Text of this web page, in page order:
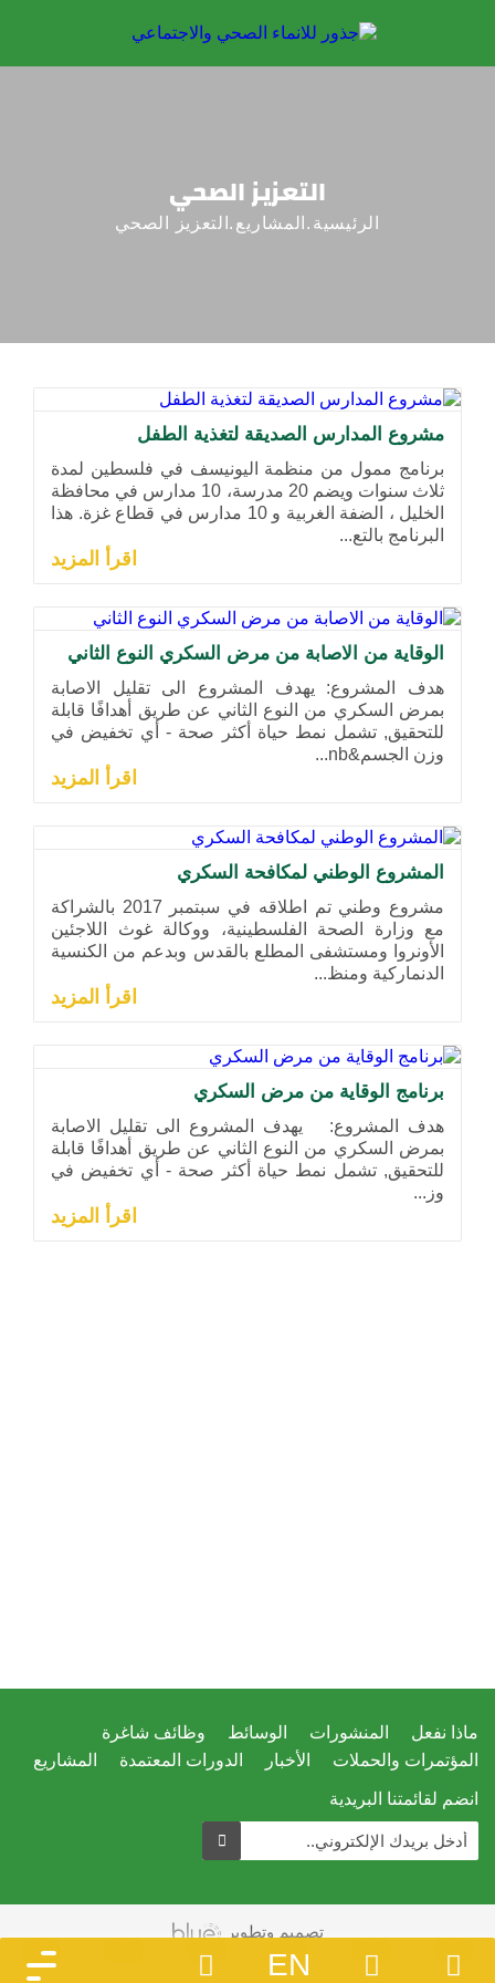
التعزيز الصحي
الرئيسية المشاريع التعزيز الصحي
مشروع المدارس الصديقة لتغذية الطفل
برنامج ممول من منظمة اليونيسف في فلسطين لمدة
ثلاث سنوات ويضم 20 مدرسة، 10 مدارس في محافظة
الخليل ، الضفة الغربية و 10 مدارس في قطاع غزة. هذا
البرنامج بالتع...
اقرأ المزيد
الوقاية من الاصابة من مرض السكري النوع الثاني
هدف المشروع: يهدف المشروع الى تقليل الاصابة
بمرض السكري من النوع الثاني عن طريق أهدافًا قابلة
للتحقيق, تشمل نمط حياة أكثر صحة - أي تخفيض في
وزن الجسم&nb...
اقرأ المزيد
المشروع الوطني لمكافحة السكري
مشروع وطني تم اطلاقه في سبتمبر 2017 بالشراكة
مع وزارة الصحة الفلسطينية، ووكالة غوث اللاجئين
الأونروا ومستشفى المطلع بالقدس وبدعم من الكنسية
الدنماركية ومنظ...
اقرأ المزيد
برنامج الوقاية من مرض السكري
هدف المشروع: يهدف المشروع الى تقليل الاصابة
بمرض السكري من النوع الثاني عن طريق أهدافًا قابلة
للتحقيق, تشمل نمط حياة أكثر صحة - أي تخفيض في
وز...
اقرأ المزيد
ماذا نفعل المنشورات الوسائط
وظائف شاغرة
المؤتمرات والحملات
الأخبار الدورات المعتمدة المشاريع
انضم لقائمتنا البريدية
تصميم وتطوير
EN